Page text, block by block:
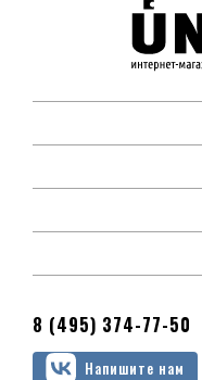
8 (495) 374-77-50
Напишите нам